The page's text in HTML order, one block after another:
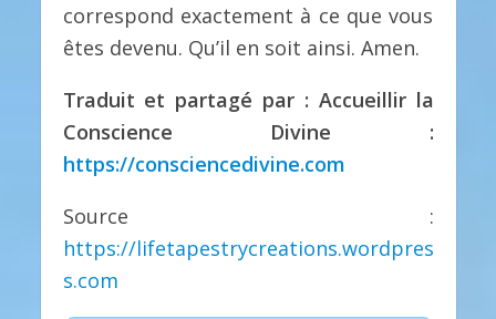
correspond exactement à ce que vous
êtes devenu. Qu’il en soit ainsi. Amen.
Traduit et partagé par : Accueillir la
Conscience Divine :
https://consciencedivine.com
Source :
https://lifetapestrycreations.wordpres
s.com